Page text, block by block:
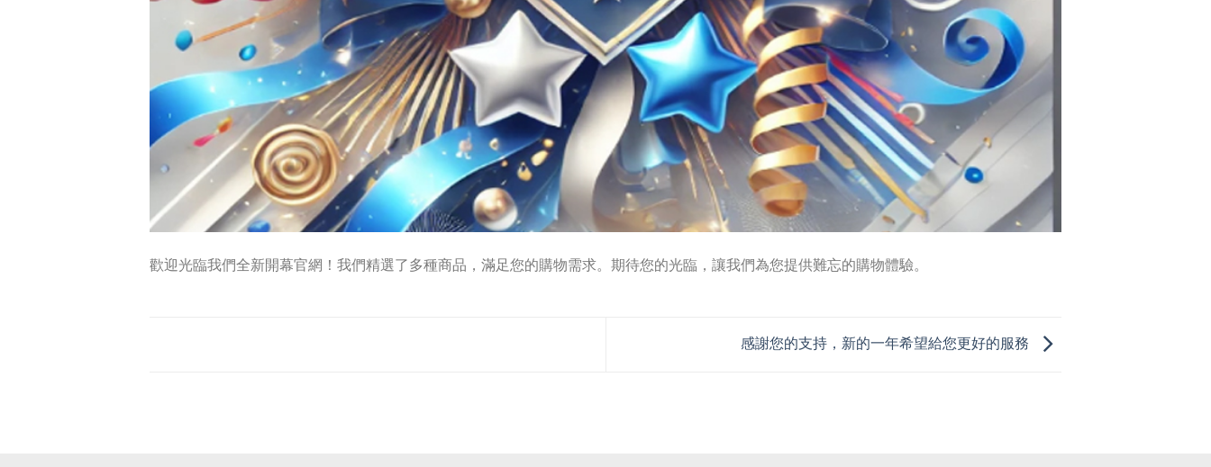
歡迎光臨我們全新開幕官網！我們精選了多種商品，滿足您的購物需求。期待您的光臨，讓我們為您提供難忘的購物體驗。
感謝您的支持，新的一年希望給您更好的服務